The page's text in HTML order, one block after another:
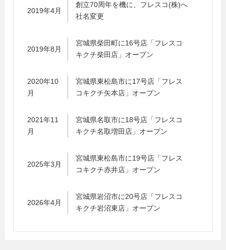
2019年4月
創立70周年を機に、フレスコ(株)へ
社名変更
2019年8月
宮城県柴田町に16号店「フレスコ
キクチ柴田店」オープン
2020年10
月
宮城県東松島市に17号店「フレス
コキクチ矢本店」オープン
2021年11
月
宮城県名取市に18号店「フレスコ
キクチ名取増田店」オープン
2025年3月
宮城県東松島市に19号店「フレス
コキクチ赤井店」オープン
2026年4月
宮城県岩沼市に20号店「フレスコ
キクチ岩沼東店」オープン